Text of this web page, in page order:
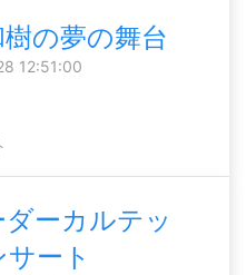
の夢の舞台
12:51:00
ーカルテッ
サート